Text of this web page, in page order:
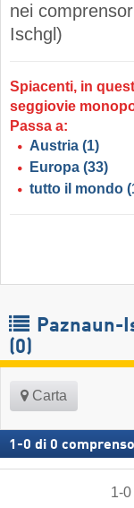
nei
Ischgl)
Spiacenti, in
seggiovie
Passa a:
Austria (1)
Europa (33)
tutto il mondo
Paznaun-
(0)
Carta
1 -0 di 0
1-0